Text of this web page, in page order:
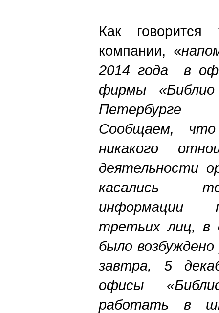
Как говорится
компании, «
2014 года в
фирмы
Петербурге
Сообщаем,
никакого
деятельности
касались
информации
третьих лиц, в
было
завтра, 5
офисы
работать в